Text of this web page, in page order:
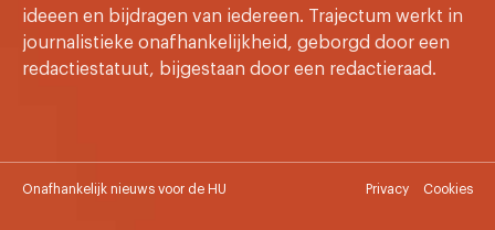
ideeen en bijdragen van iedereen. Trajectum werkt in
journalistieke onafhankelijkheid, geborgd door een
redactiestatuut, bijgestaan door een redactieraad.
Onafhankelijk nieuws voor de HU Privacy Cookies